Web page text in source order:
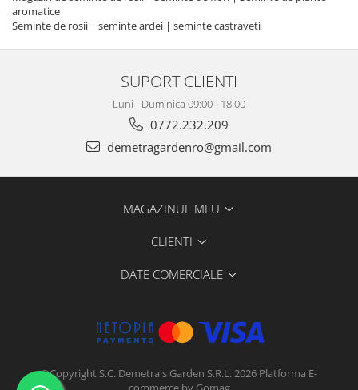
aromatice
Seminte de rosii | seminte ardei | seminte castraveti
SUPORT CLIENTI
Luni - Duminica 09:00 - 18:00
0772.232.209
demetragardenro@gmail.com
MAGAZINUL MEU
CLIENTI
DATE COMERCIALE
©Copyright S.C. Demetra's Garden S.R.L. 2026 Platforma E-